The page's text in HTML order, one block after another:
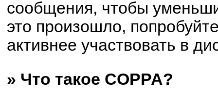
сообщения, чтобы
это произошло,
активнее участвовать в
» Что такое COPPA?